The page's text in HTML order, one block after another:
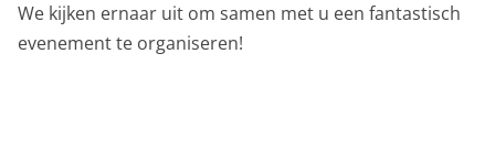
We kijken ernaar uit om samen met u een fantastisch
evenement te organiseren!